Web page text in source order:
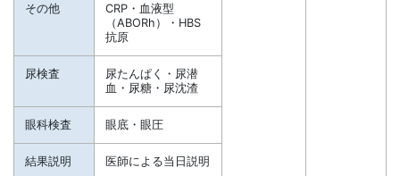
その他
CRP・血液型
（ABORh）・HBS
抗原
尿検査
尿たんぱく・尿潜
血・尿糖・尿沈渣
眼科検査 眼底・眼圧
結果説明 医師による当日説明